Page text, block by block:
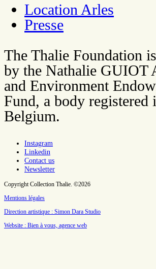
Location Arles
Presse
The Thalie Foundation
by the Nathalie GUIOT
and Environment
Fund, a body registered
Belgium.
Instagram
Linkedin
Contact us
Newsletter
Copyright Collection Thalie. ©2026
Mentions légales
Direction artistique : Simon Dara Studio
Website : Bien à vous, agence web